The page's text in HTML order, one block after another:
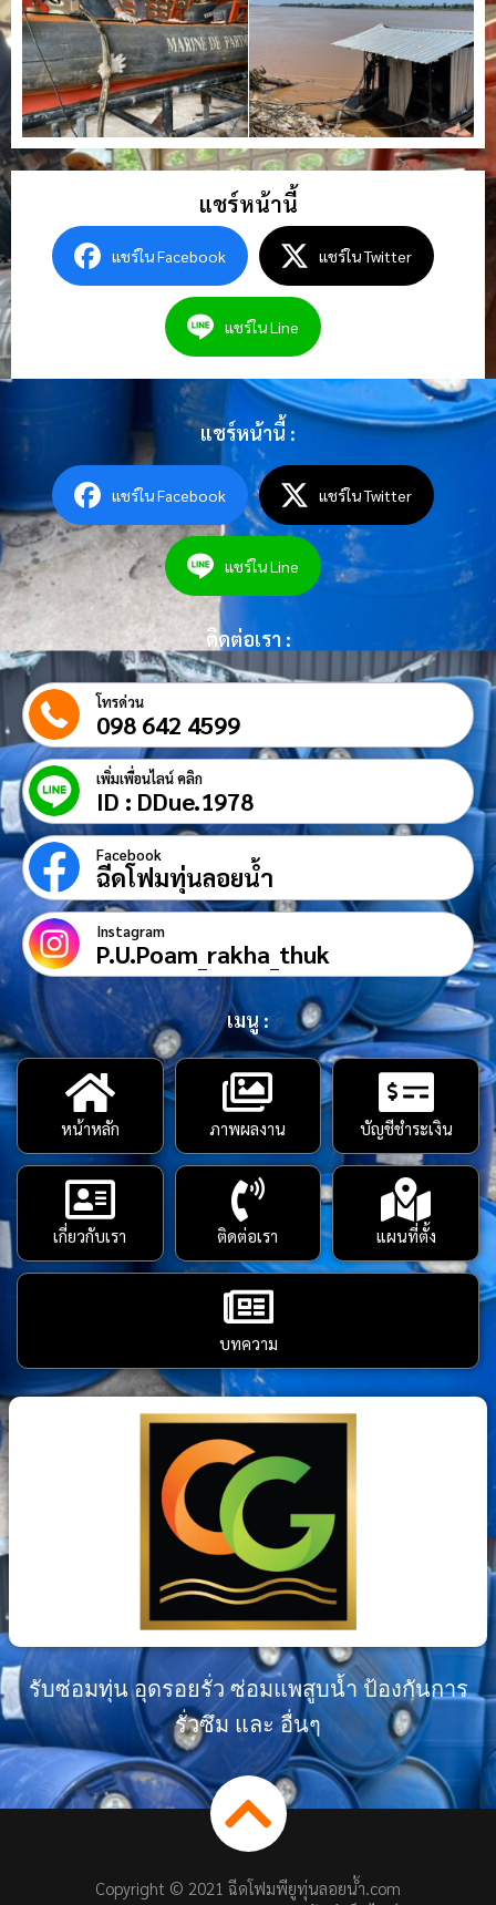
แชร์หน้านี้
แชร์ใน Facebook แชร์ใน Twitter
แชร์ใน Line
รับซ่อมทุ่น อุดรอยรั่ว ซ่อมแพสูบน้ำ ป้องกันการ
รั่วซึม และ อื่นๆ
เมนู :
หน้าหลัก ภาพผลงาน บัญชีชำระเงิน
เกี่ยวกับเรา ติดต่อเรา แผนที่ตั้ง
บทความ
ติดต่อเรา :
โทรด่วน
098 642 4599
เพิ่มเพื่อนไลน์ คลิก
ID : DDue.1978
Facebook
ฉีดโฟมทุ่นลอยน้ำ
Instagram
P.U.Poam_rakha_thuk
แชร์หน้านี้ :
แชร์ใน Facebook แชร์ใน Twitter
แชร์ใน Line
Copyright © 2021 ฉีดโฟมพียูทุ่นลอยน้ำ.com